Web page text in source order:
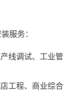
服务：
线调试、工业管
工程、商业综合